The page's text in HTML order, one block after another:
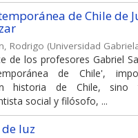
de Chile de
Rodrigo (Universidad
de los profesores Gabriel
de Chile',
historia de Chile,
social y filósofo, ...
luz